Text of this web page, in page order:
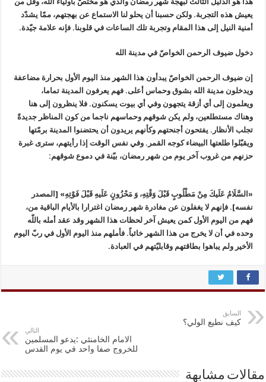
يعيش هذه التجربة. ولكن حسبنا أن يحلو لنا الاستماع عن بهجتهم، ممّا يشدّد
أمنية النيل إلى هذا المقام وتجربة تلك الساعات في قلوبنا. فإنه علامة جيّدة.
دخول ضيوف الرحمن الخواصّ في مدينة الله
إن ضيوف الرحمن الخواصّ يبدأون هذا الشهر منذ اليوم الأول بحرارة مضاعفة
ويدخلون مدينة الله بشوق وحماس أعلى. فهم يعرفون المدينة تماما،
ويعلمون إلى أي أزقة يتجهون وفي أي بيوت يسكنون. فلا ينظرون إلى هنا
وهناك مستطلعين، ولم يكن شوقهم وحماسهم ناجما من كون المناظر جديدةً
تجلب الأنظار. يفتحون أجنحتهم وكأنهم يريدون أن يحتضنوا المدينة برمّتها
ويقبّلوا طلعتها البيضاء كوجه القمر. وفي نفس الوقت إذا رأيتهم، سترى غبرة
حزنهم من غروب آخر يوم من شهر رمضان، بيّنة في دموع شوقهم:
«السَّلَامُ عَلَيكَ مِنْ مَطْلُوبٍ قَبْلَ وَقْتِهِ، وَ مَحْزُونٍ عَلَيهِ قَبْلَ فَوْتِهِ» [المصدر
نفسه]. فإنهم لا يغفلون عن مغادرة شهر رمضان اغترارا بالأيام الباقية من،
فهم من اليوم الأول كمن يعيش آخر لحظات هذا الشهر وقد عقد أمله باللّه
وحده في أن لا يخرج من هذا الشهر خائباً. فأملهم منذ اليوم الأول في ربّ اليوم
الأخير ولم يباهوا بطاقتهم وقابليّتهم في العبادة.
السابق
كيف نطيع الولي؟
التالي
الامام الخامنئي :يدعو المسلمين
للخروج صفا واحد في يوم القدس
مقالات مشابهة